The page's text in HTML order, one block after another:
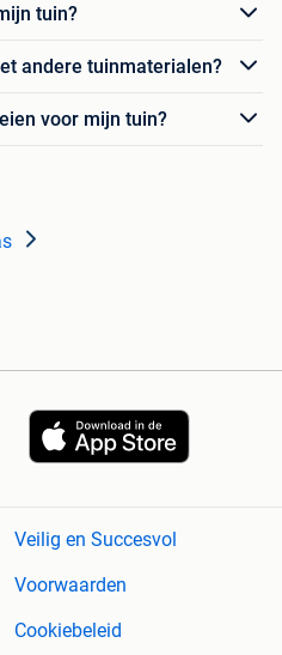
tuin?
andere tuinmaterialen?
voor mijn tuin?
Veilig en Succesvol
Voorwaarden
Cookiebeleid